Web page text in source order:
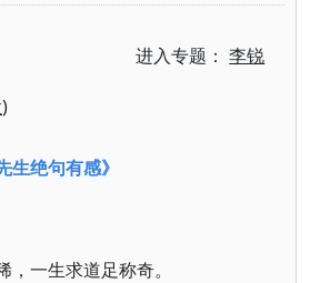
进入专题：李锐
)
生绝句有感》
，一生求道足称奇。